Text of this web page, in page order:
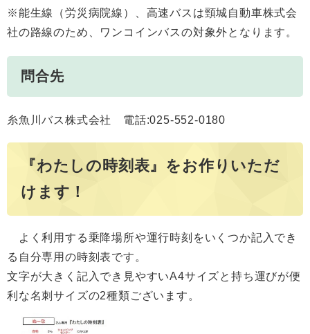
※能生線（労災病院線）、高速バスは頸城自動車株式会
社の路線のため、ワンコインバスの対象外となります。
問合先
糸魚川バス株式会社 電話:025-552-0180
『わたしの時刻表』をお作りいただ
けます！
よく利用する乗降場所や運行時刻をいくつか記入でき
る自分専用の時刻表です。
文字が大きく記入でき見やすいA4サイズと持ち運びが便
利な名刺サイズの2種類ございます。